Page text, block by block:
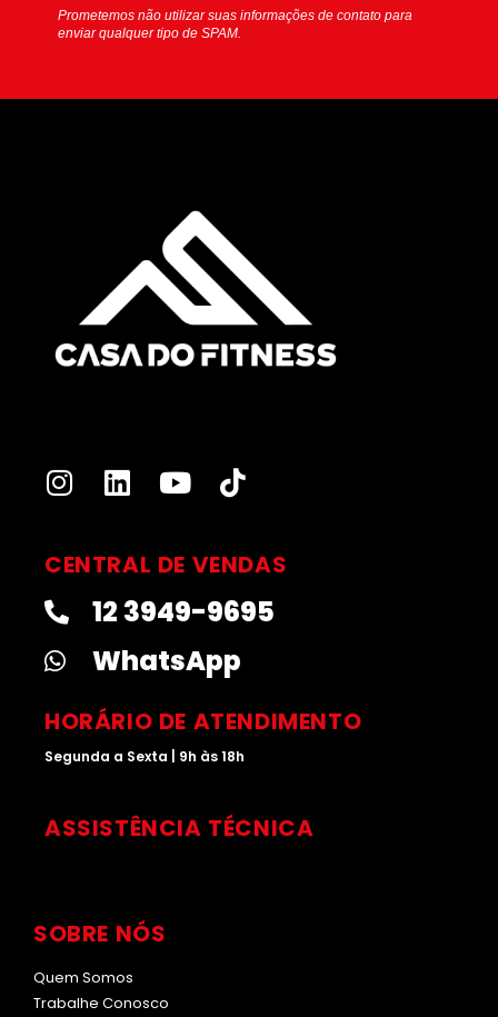
Prometemos não utilizar suas informações de contato para
enviar qualquer tipo de SPAM.
I
t
g
r
a
m
L
k
e
d
i
n
Y
t
u
b
e
T
i
t
o
k
CENTRAL DE VENDAS
12 3949-9695
WhatsApp
HORÁRIO DE ATENDIMENTO
Segunda a Sexta | 9h às 18h
ASSISTÊNCIA TÉCNICA
SOBRE NÓS
Quem Somos
Trabalhe Conosco